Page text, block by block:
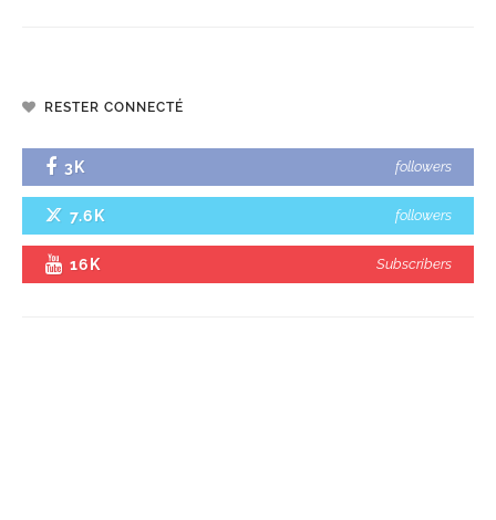
RESTER CONNECTÉ
3K followers
7.6K followers
16K Subscribers